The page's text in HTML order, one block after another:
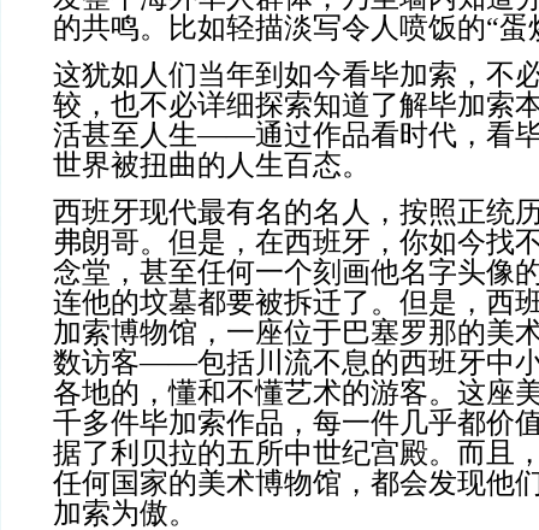
的共鸣。比如轻描淡写令人喷饭的“蛋
这犹如人们当年到如今看毕加索，不
较，也不必详细探索知道了解毕加索
活甚至人生——通过作品看时代，看
世界被扭曲的人生百态。
西班牙现代最有名的名人，按照正统
弗朗哥。但是，在西班牙，你如今找
念堂，甚至任何一个刻画他名字头像
连他的坟墓都要被拆迁了。但是，西
加索博物馆，一座位于巴塞罗那的美
数访客——包括川流不息的西班牙中
各地的，懂和不懂艺术的游客。这座
千多件毕加索作品，每一件几乎都价
据了利贝拉的五所中世纪宫殿。而且
任何国家的美术博物馆，都会发现他
加索为傲。